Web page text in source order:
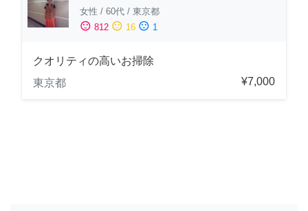
女性 / 60代 / 東京都
sentiment_satisfied 812 sentiment_neutral 16 sentiment_dissatisfied 1
クオリティの高いお掃除
東京都
¥7,000